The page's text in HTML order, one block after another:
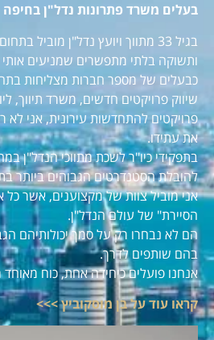
בעלים משרד פתרונות נדל"ן בחיפה
בגיל 33 מתווך ויועץ נדל"ן מוביל
ותשוקה בלתי מתפשרים שמניעים אותי
כבעלים של מספר חברות מצליחות
שיווק פרויקטים חדשים, משרד תיווך,
פרויקטים להתחדשות עירונית, אני
את עתידו.
בתפקידי כיו"ר לשכת מתווכי הנדל"ן
להובלת הסטנדרטים הגבוהים ביותר
אני מוביל צוות של מקצוענים, אשר
הסיירת" של עולם הנדל"ן.
הם לא נבחרו רק על סמך יכולותיהם
בהם שותפים לדרך.
אנחנו פועלים כיחידה אחת, כוח מאוחד
קראו עוד על בן מוסקוביץ >>>